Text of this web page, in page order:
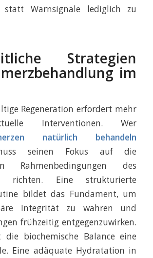
statt Warnsignale lediglich zu
Strategien
im
Regeneration erfordert mehr
Interventionen. Wer
natürlich behandeln
seinen Fokus auf die
Rahmenbedingungen des
richten. Eine strukturierte
bildet das Fundament, um
Integrität zu wahren und
frühzeitig entgegenzuwirken.
die biochemische Balance eine
Eine adäquate Hydratation in